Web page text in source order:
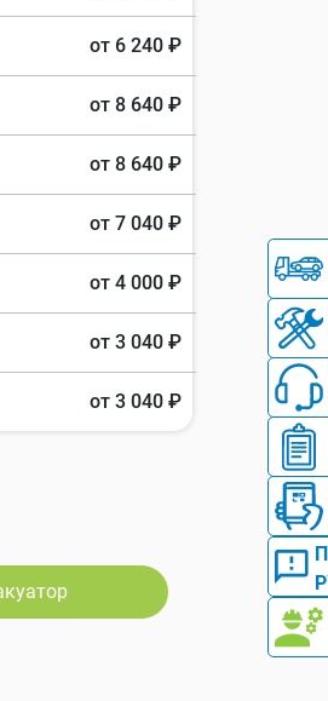
от 6 240 ₽
от 8 640 ₽
от 8 640 ₽
от 7 040 ₽
от 4 000 ₽
от 3 040 ₽
от 3 040 ₽